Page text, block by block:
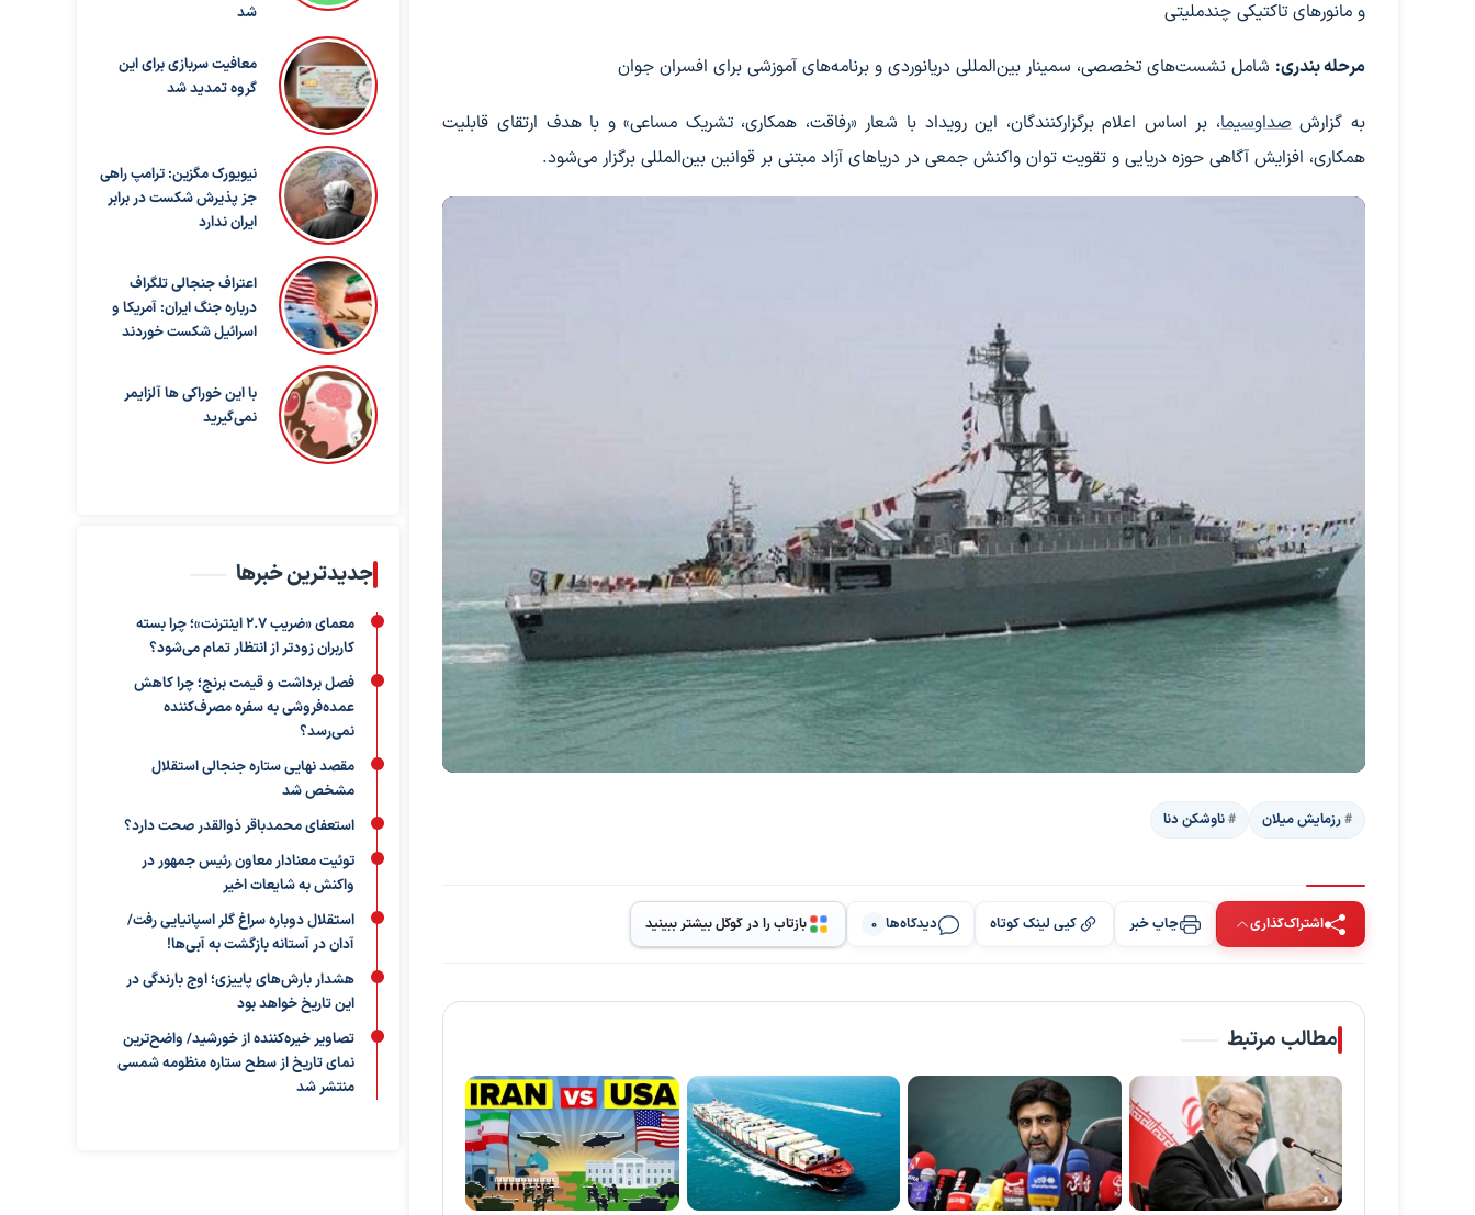
و مانورهای تاکتیکی چندملیتی
مرحله بندری: شامل نشست‌های تخصصی، سمینار بین‌المللی دریانوردی و برنامه‌های آموزشی برای افسران جوان
به گزارشصداوسیما، بر اساس اعلام برگزارکنندگان، این رویداد با شعار «رفاقت، همکاری، تشریک مساعی» و با هدف ارتقای قابلیت
همکاری، افزایش آگاهی حوزه دریایی و تقویت توان واکنش جمعی در دریاهای آزاد مبتنی بر قوانین بین‌المللی برگزار می‌شود.
رزمایش میلان ناوشکن دنا
اشتراک‌گذاری چاپ خبر کپی لینک کوتاه دیدگاه‌ها 0 بازتاب را در گوگل بیشتر ببینید
مطالب مرتبط
شد
معافیت سربازی برای این
گروه تمدید شد
نیویورک مگزین: ترامپ راهی
جز پذیرش شکست در برابر
ایران ندارد
اعتراف جنجالی تلگراف
درباره جنگ ایران: آمریکا و
اسرائیل شکست خوردند
با این خوراکی ها آلزایمر
نمی‌گیرید
جدیدترین خبرها
معمای «ضریب ۲.۷ اینترنت»؛ چرا بسته
کاربران زودتر از انتظار تمام می‌شود؟
فصل برداشت و قیمت برنج؛ چرا کاهش
عمده‌فروشی به سفره مصرف‌کننده
نمی‌رسد؟
مقصد نهایی ستاره جنجالی استقلال
مشخص شد
استعفای محمدباقر ذوالقدر صحت دارد؟
توئیت معنادار معاون رئیس جمهور در
واکنش به شایعات اخیر
استقلال دوباره سراغ گلر اسپانیایی رفت/
آدان در آستانه بازگشت به آبی‌ها!
هشدار بارش‌های پاییزی؛ اوج بارندگی در
این تاریخ خواهد بود
تصاویر خیره‌کننده از خورشید/ واضح‌ترین
نمای تاریخ از سطح ستاره منظومه شمسی
منتشر شد